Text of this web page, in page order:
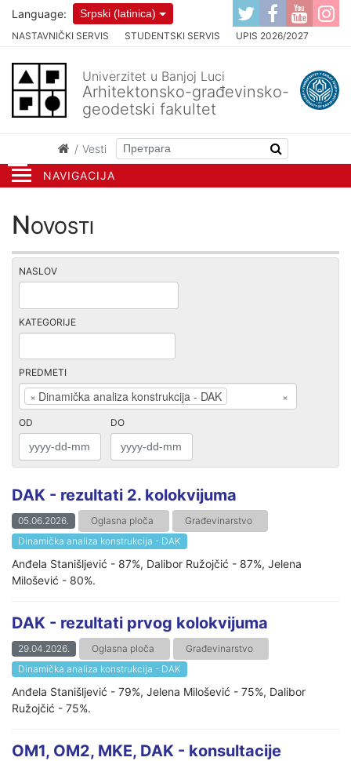
NAVIGACIJA
NASTAVNIČKI SERVIS STUDENTSKI SERVIS UPIS 2026/2027
Language: Srpski (latinica)
Univerzitet u Banjoj Luci
Arhitektonsko-građevinsko-
geodetski fakultet
Vesti
Novosti
NASLOV
KATEGORIJE
PREDMETI
×
× Dinamička analiza konstrukcija - DAK
OD DO
DAK - rezultati 2. kolokvijuma
05.06.2026. Oglasna ploča
Građevinarstvo
Dinamička analiza konstrukcija - DAK
Anđela Stanišljević - 87%, Dalibor Ružojčić - 87%, Jelena
Milošević - 80%.
DAK - rezultati prvog kolokvijuma
29.04.2026. Oglasna ploča
Građevinarstvo
Dinamička analiza konstrukcija - DAK
Anđela Stanišljević - 79%, Jelena Milošević - 75%, Dalibor
Ružojčić - 75%.
OM1, OM2, MKE, DAK - konsultacije